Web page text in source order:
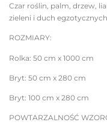
Czar roślin, palm, drzew,
zieleni i duch
ROZMIARY:
Rolka: 50 cm x 1000 cm
Bryt: 50 cm x 280 cm
Bryt: 100 cm x 280 cm
POWTARZALNOŚĆ